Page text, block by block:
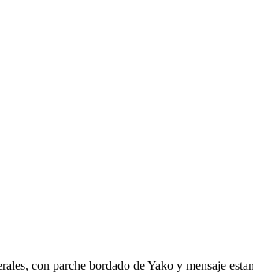
con parche bordado de Yako y mensaje